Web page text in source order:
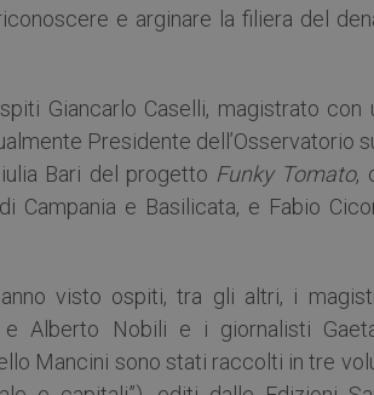
e arginare la filiera del
Giancarlo Caselli, magistrato con
Presidente dell’Osservatorio
Bari del progetto Funky Tomato,
Campania e Basilicata, e Fabio
visto ospiti, tra gli altri, i
e Alberto Nobili e i giornalisti
Mancini sono stati raccolti in tre